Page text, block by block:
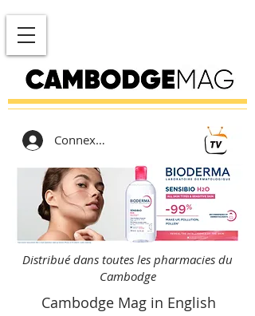
Connexion
Distribué dans toutes les pharmacies du
Cambodge
Cambodge Mag in English